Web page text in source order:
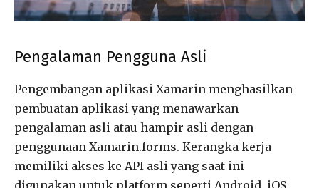
Pengalaman Pengguna Asli
Pengembangan aplikasi Xamarin menghasilkan
pembuatan aplikasi yang menawarkan
pengalaman asli atau hampir asli dengan
penggunaan Xamarin.forms. Kerangka kerja
memiliki akses ke API asli yang saat ini
digunakan untuk platform seperti Android, iOS,